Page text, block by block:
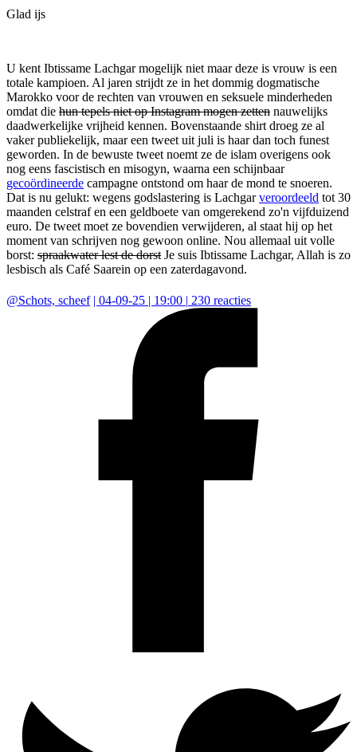
Glad ijs
U kent Ibtissame Lachgar mogelijk niet maar deze is vrouw is een
totale kampioen. Al jaren strijdt ze in het dommig dogmatische
Marokko voor de rechten van vrouwen en seksuele minderheden
omdat die hun tepels niet op Instagram mogen zetten nauwelijks
daadwerkelijke vrijheid kennen. Bovenstaande shirt droeg ze al
vaker publiekelijk, maar een tweet uit juli is haar dan toch funest
geworden. In de bewuste tweet noemt ze de islam overigens ook
nog eens fascistisch en misogyn, waarna een schijnbaar
gecoördineerde campagne ontstond om haar de mond te snoeren.
Dat is nu gelukt: wegens godslastering is Lachgarveroordeeld tot 30
maanden celstraf en een geldboete van omgerekend zo'n vijfduizend
euro. De tweet moet ze bovendien verwijderen, al staat hij op het
moment van schrijven nog gewoon online. Nou allemaal uit volle
borst: spraakwater lest de dorst Je suis Ibtissame Lachgar, Allah is zo
lesbisch als Café Saarein op een zaterdagavond.
@Schots, scheef | 04-09-25 | 19:00 | 230 reacties